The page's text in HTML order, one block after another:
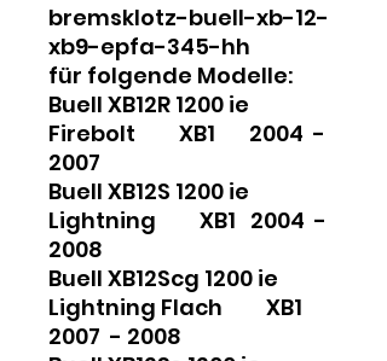
bremsklotz-buell-xb-12-
xb9-epfa-345-hh
für folgende Modelle:
Buell XB12R 1200 ie
Firebolt XB1 2004 -
2007
Buell XB12S 1200 ie
Lightning XB1 2004 -
2008
Buell XB12Scg 1200 ie
Lightning Flach XB1
2007 - 2008